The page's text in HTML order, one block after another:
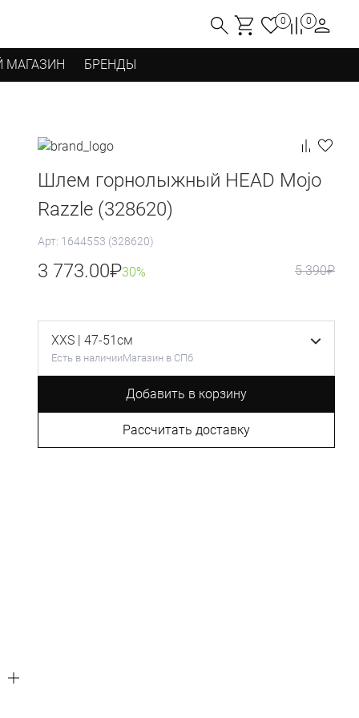
0 0
МАГАЗИН БРЕНДЫ
Шлем горнолыжный HEAD Mojo
Razzle (328620)
Арт: 1644553 (328620)
3 773.00₽30% 5 390₽
XXS | 47-51см
Есть в наличииМагазин в СПб
Добавить в корзину
Рассчитать доставку